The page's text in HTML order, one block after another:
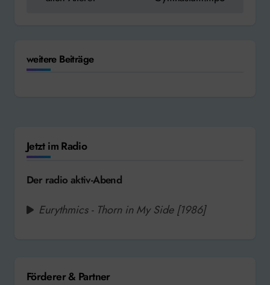
weitere Beiträge
Jetzt im Radio
Der radio aktiv-Abend
Eurythmics - Thorn in My Side [1986]
Förderer & Partner